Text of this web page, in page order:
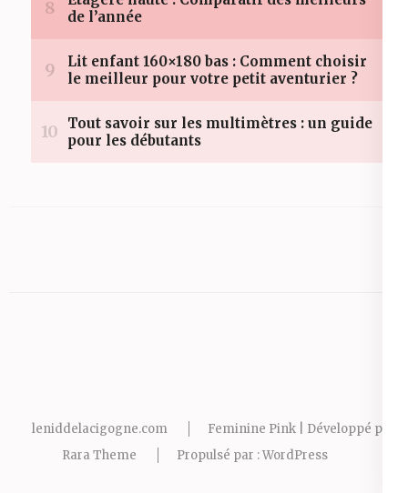
leniddelacigogne.com
Feminine Pink | Développé par
Rara Theme
Propulsé par :WordPress